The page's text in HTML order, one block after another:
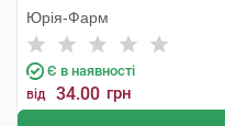
Юрія-Фарм
Є в наявності
від 34.00 грн